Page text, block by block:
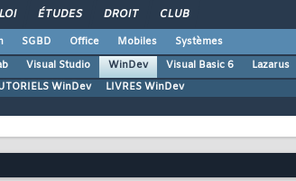
ÉTUDES DROIT CLUB
SGBD Office Mobiles
Systèmes
Visual Studio WinDev Visual Basic 6 Lazarus
WinDev LIVRES WinDev